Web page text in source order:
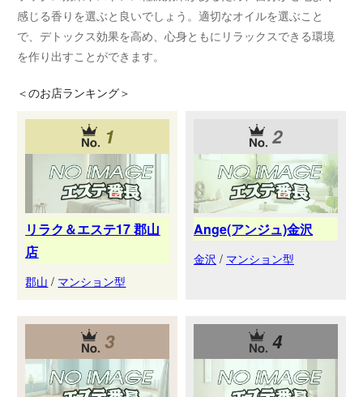
感じる香りを選ぶと良いでしょう。適切なオイルを選ぶこと
で、デトックス効果を高め、心身ともにリラックスできる環境
を作り出すことができます。
＜のお店ランキング＞
1
リラク＆エステ17 郡山
店
郡山 / マンション型
2
Ange(アンジュ)金沢
金沢 / マンション型
3 4